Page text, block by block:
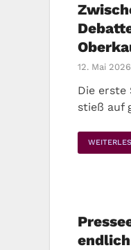
12. Mai 2026
Die erste
stieß auf